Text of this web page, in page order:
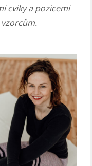
cviky a pozicemi